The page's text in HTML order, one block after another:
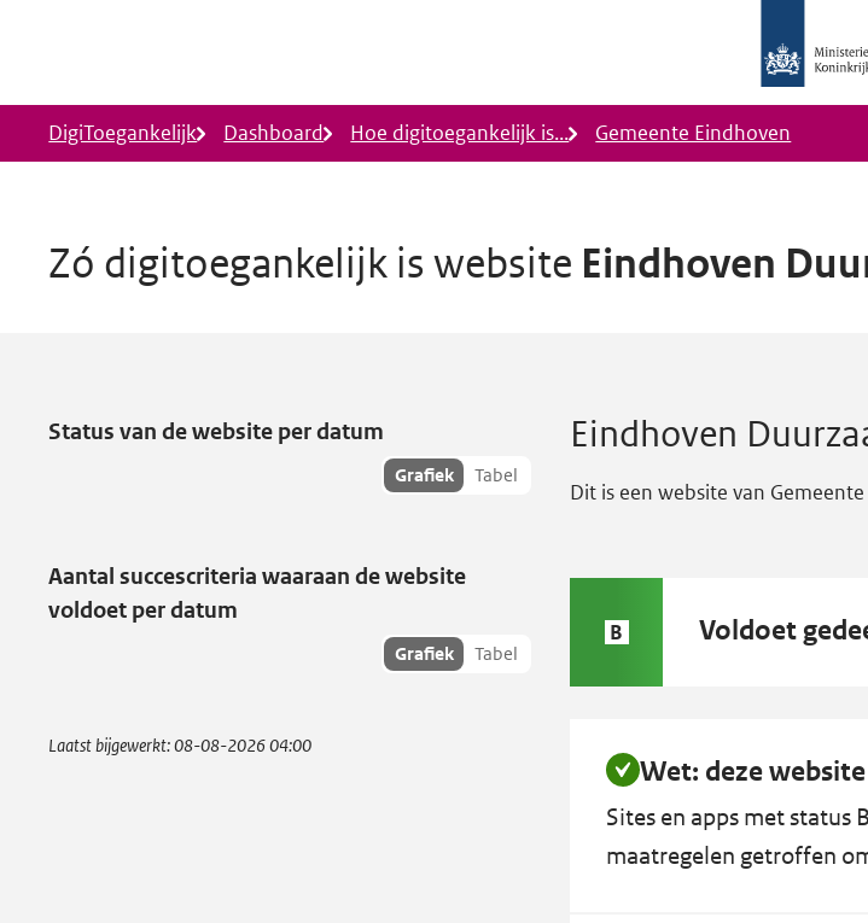
Ministerie
van
Zaken
Homepage
DigiToegankelijk Dashboard Hoe digitoegankelijk is... Gemeente Eindhoven
Zó digitoegankelijk is website Eindhoven
Eindhoven Duurzaam heeft
Status van de website per datum
Toon
Grafiek Tabel
Aantal succescriteria waaraan de website
voldoet per datum
Toon
Grafiek Tabel
Laatst bijgewerkt:08-08-2026 04:00
Eindhoven
Dit is een website van
Status
Voldoet
B
Wet: deze
Sites en apps met status
maatregelen getroffen